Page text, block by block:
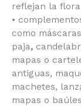
reflejan la
•
como
paja,
mapas o
antiguas,
machetes,
mapas o